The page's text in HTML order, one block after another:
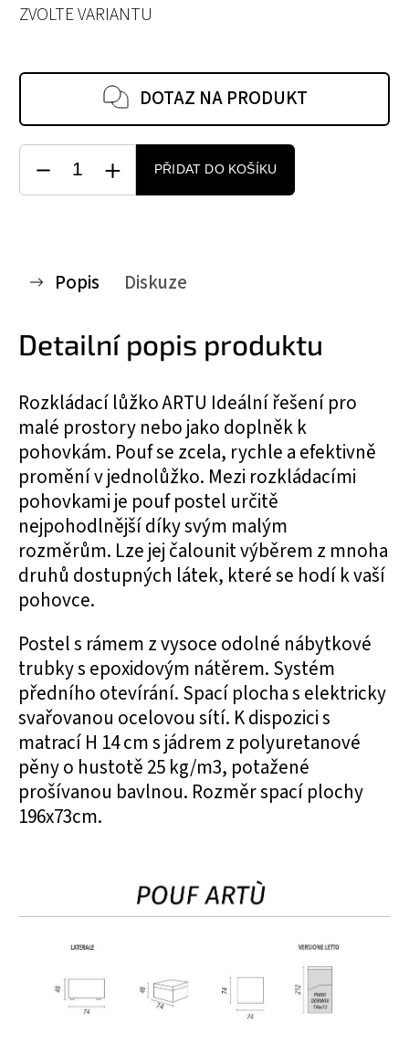
ZVOLTE VARIANTU
DOTAZ NA PRODUKT
PŘIDAT DO KOŠÍKU
Popis Diskuze
Detailní popis produktu
Rozkládací lůžko ARTU Ideální řešení pro
malé prostory nebo jako doplněk k
pohovkám. Pouf se zcela, rychle a efektivně
promění v jednolůžko. Mezi rozkládacími
pohovkami je pouf postel určitě
nejpohodlnější díky svým malým
rozměrům. Lze jej čalounit výběrem z mnoha
druhů dostupných látek, které se hodí k vaší
pohovce.
Postel s rámem z vysoce odolné nábytkové
trubky s epoxidovým nátěrem. Systém
předního otevírání. Spací plocha s elektricky
svařovanou ocelovou sítí. K dispozici s
matrací H 14 cm s jádrem z polyuretanové
pěny o hustotě 25 kg/m3, potažené
prošívanou bavlnou. Rozměr spací plochy
196x73cm.